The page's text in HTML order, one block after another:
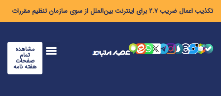
تکذیب اعمال ضریب ۲.۷ برای اینترنت بین‌الملل از سوی سازمان تنظیم مقررات
مشاهده
تمام
صفحات
هفته نامه